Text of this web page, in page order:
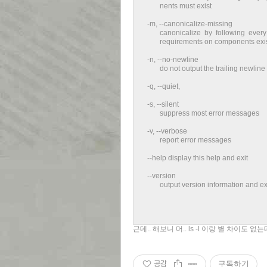
nents must exist
-m, --canonicalize-missing
canonicalize by following every
requirements on components
-n, --no-newline
do not output the trailing newline
-q, --quiet,
-s, --silent
suppress most error messages
-v, --verbose
report error messages
--help display this help and exit
--version
output version information and
근데.. 해보니 머.. ls -l 이랑 별 차이도 없는
공감 구독하기